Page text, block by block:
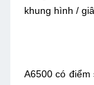
khung hình /
A6500 có